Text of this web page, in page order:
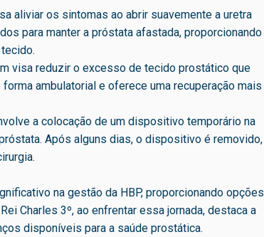
aliviar os sintomas ao abrir suavemente a uretra
para manter a próstata afastada, proporcionando
visa reduzir o excesso de tecido prostático que
ambulatorial e oferece uma recuperação mais
a colocação de um dispositivo temporário na
Após alguns dias, o dispositivo é removido,
na gestão da HBP, proporcionando opções
Charles 3º, ao enfrentar essa jornada, destaca a
disponíveis para a saúde prostática.